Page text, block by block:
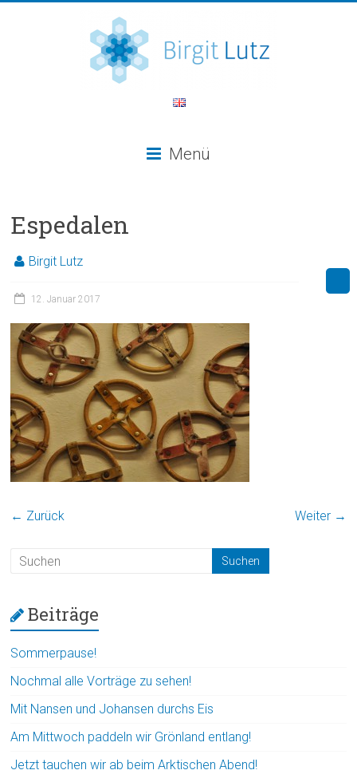
Menü
Espedalen
Birgit Lutz
12. Januar 2017
← Zurück Weiter →
Beiträge
Sommerpause!
Nochmal alle Vorträge zu sehen!
Mit Nansen und Johansen durchs Eis
Am Mittwoch paddeln wir Grönland entlang!
Jetzt tauchen wir ab beim Arktischen Abend!